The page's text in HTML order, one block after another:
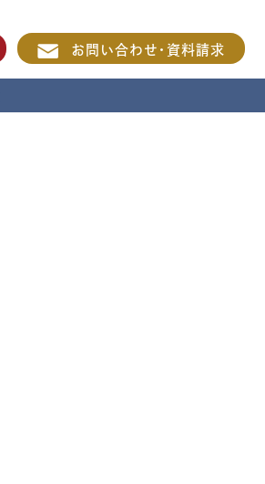
お問い合わせ・資料請求